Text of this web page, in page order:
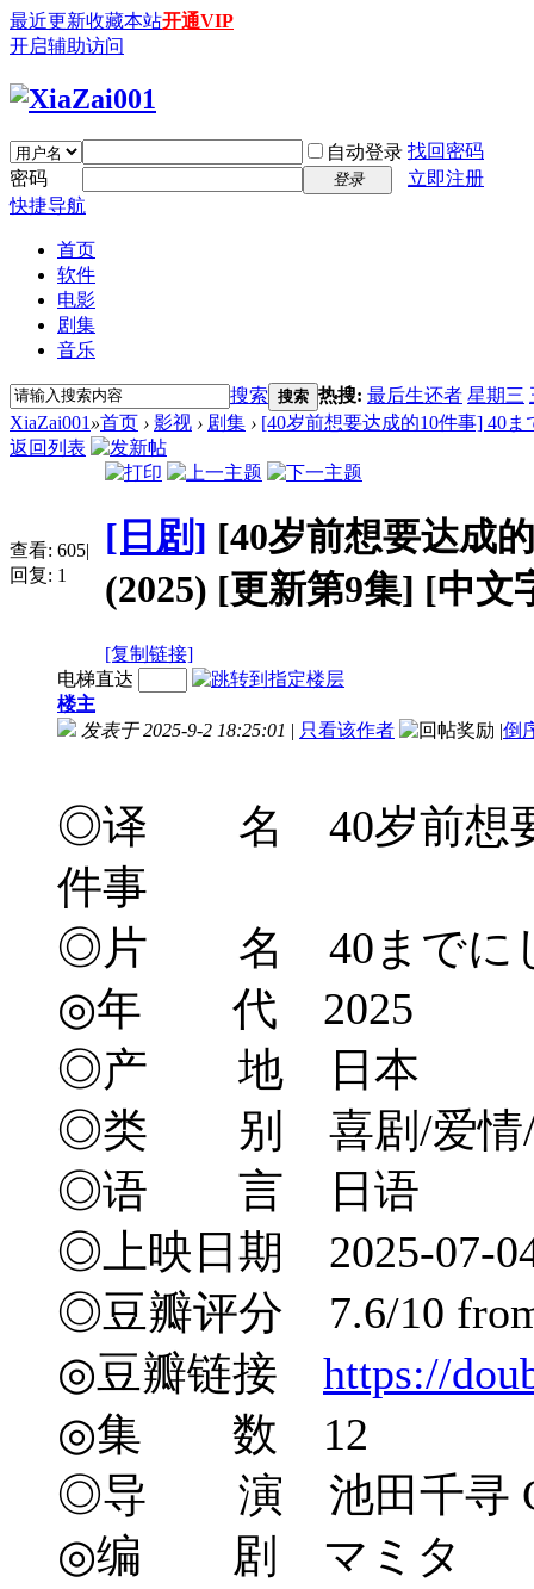
最近更新收藏本站开通VIP
开启辅助访问
自动登录 找回密码
密码
登录
立即注册
快捷导航
首页
软件
电影
剧集
音乐
搜索 搜索 热搜: 最后生还者 星期三
XiaZai001 »首页 › 影视 › 剧集 › [40岁前想要达成的10件事] 40ま
返回列表
查看: 605|
回复: 1
[日剧] [40岁前想要达成
(2025) [更新第9集] [中文
[复制链接]
电梯直达
楼主
发表于 2025-9-2 18:25:01 | 只看该作者 |倒
◎译 名 40岁前想要达
件事
◎片 名 40までにし
◎年 代 2025
◎产 地 日本
◎类 别 喜剧/爱情/
◎语 言 日语
◎上映日期 2025-07-
◎豆瓣评分 7.6/10 from
◎豆瓣链接 https://
◎集 数 12
◎导 演 池田千寻
◎编 剧 マミタ